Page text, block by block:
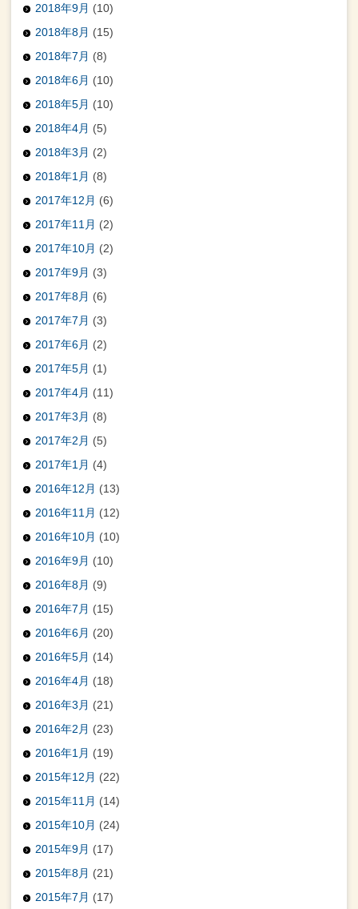
2018年9月 (10)
2018年8月 (15)
2018年7月 (8)
2018年6月 (10)
2018年5月 (10)
2018年4月 (5)
2018年3月 (2)
2018年1月 (8)
2017年12月 (6)
2017年11月 (2)
2017年10月 (2)
2017年9月 (3)
2017年8月 (6)
2017年7月 (3)
2017年6月 (2)
2017年5月 (1)
2017年4月 (11)
2017年3月 (8)
2017年2月 (5)
2017年1月 (4)
2016年12月 (13)
2016年11月 (12)
2016年10月 (10)
2016年9月 (10)
2016年8月 (9)
2016年7月 (15)
2016年6月 (20)
2016年5月 (14)
2016年4月 (18)
2016年3月 (21)
2016年2月 (23)
2016年1月 (19)
2015年12月 (22)
2015年11月 (14)
2015年10月 (24)
2015年9月 (17)
2015年8月 (21)
2015年7月 (17)